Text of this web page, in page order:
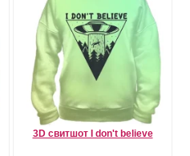
3D свитшот I don't believe